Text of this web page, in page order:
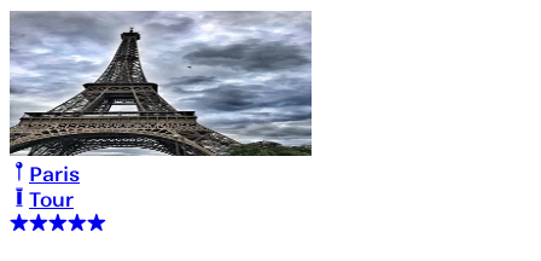
Paris
Tour